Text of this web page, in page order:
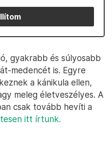
gyakrabb és súlyosabb
medencét is. Egyre
a kánikula ellen,
meleg életveszélyes. A
csak tovább hevíti a
itt írtunk.